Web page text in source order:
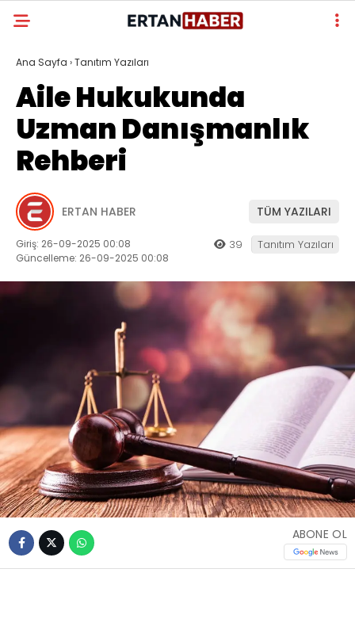
Ana Sayfa ›Tanıtım Yazıları
Aile Hukukunda
Uzman Danışmanlık
Rehberi
ERTAN HABER TÜM YAZILARI
Giriş: 26-09-2025 00:08
Güncelleme: 26-09-2025 00:08
39 Tanıtım Yazıları
ABONE OL